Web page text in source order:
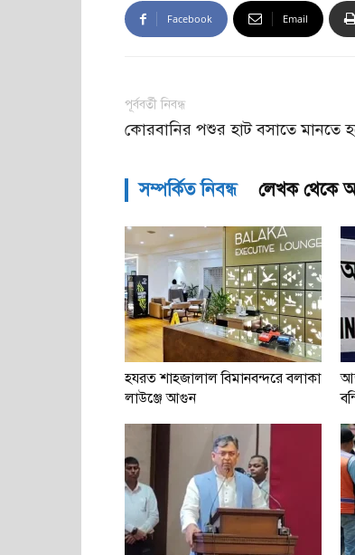
Facebook Email
পূর্ববর্তী নিবন্ধ
কোরবানির পশুর হাট বসাতে মানতে
সম্পর্কিত নিবন্ধ লেখক থেকে
হযরত শাহজালাল বিমানবন্দরে বলাকা
লাউঞ্জে আগুন